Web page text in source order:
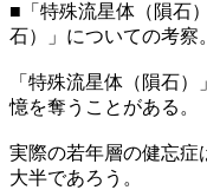
■「特殊流星体（隕石
石）」についての考察。
「特殊流星体（隕石
憶を奪うことがある。
実際の若年層の健忘症
大半であろう。